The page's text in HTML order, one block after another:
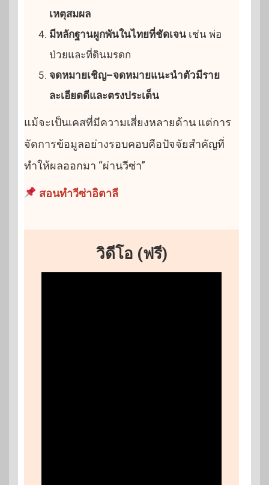
เหตุสมผล
มีหลักฐานผูกพันในไทยที่ชัดเจน เช่น พ่อ
ป่วยและที่ดินมรดก
จดหมายเชิญ–จดหมายแนะนำตัวมีราย
ละเอียดดีและตรงประเด็น
แม้จะเป็นเคสที่มีความเสี่ยงหลายด้าน แต่การ
จัดการข้อมูลอย่างรอบคอบคือปัจจัยสำคัญที่
ทำให้ผลออกมา “ผ่านวีซ่า”
สอนทำวีซ่าอิตาลี
วิดีโอ (ฟรี)